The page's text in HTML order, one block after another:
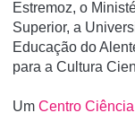
Estremoz, o
Superior, a
Educação do
para a Cultura
Um Centro